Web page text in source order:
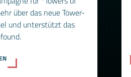
über das neue Tower-
und unterstützt das